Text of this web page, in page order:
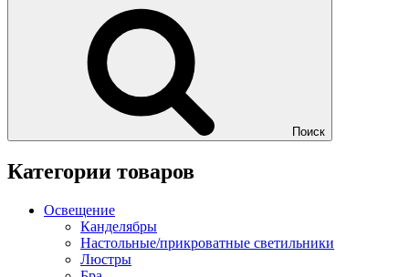
Поиск
Категории товаров
Освещение
Канделябры
Настольные/прикроватные светильники
Люстры